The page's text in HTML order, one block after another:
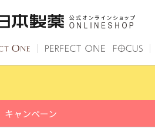
キャンペーン